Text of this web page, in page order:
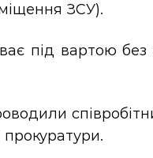
ЗСУ).
під вартою без
прокуратури.